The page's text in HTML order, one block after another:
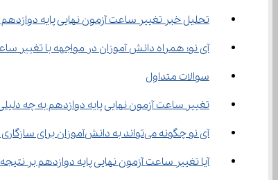
تحلیل خبر تغییر ساعت آزمون نهایی پایه دوازدهم ۱۴۰۴ با آی نو
آی نو؛ همراه دانش‌ آموزان در مواجهه با تغییر ساعت آزمون‌ های نهایی
سوالات متداول
تغییر ساعت آزمون نهایی پایه دوازدهم به چه
آی نو چگونه می‌تواند به دانش‌آموزان برای سازگاری با ساعت جدید امتحانات کمک کند؟
آیا تغییر ساعت آزمون نهایی پایه دوازدهم بر نتیجه دانش‌آموزان